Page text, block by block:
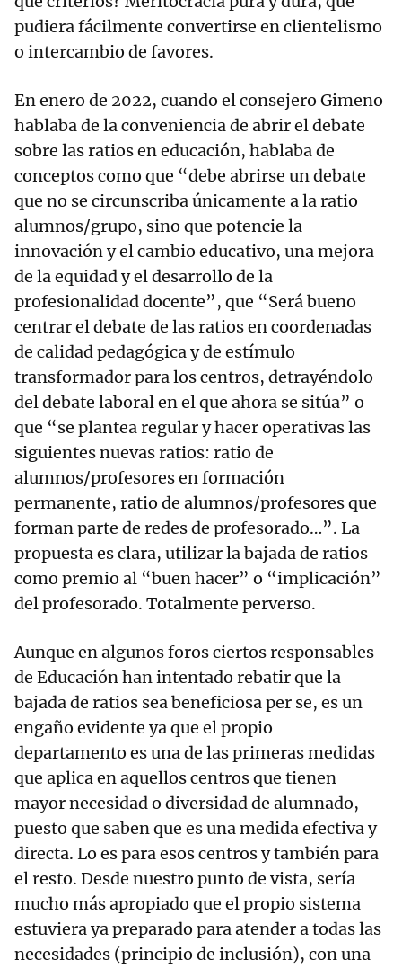
pudiera fácilmente convertirse en clientelismo
o intercambio de favores.
En enero de 2022, cuando el consejero Gimeno
hablaba de la conveniencia de abrir el debate
sobre las ratios en educación, hablaba de
conceptos como que “debe abrirse un debate
que no se circunscriba únicamente a la ratio
alumnos/grupo, sino que potencie la
innovación y el cambio educativo, una mejora
de la equidad y el desarrollo de la
profesionalidad docente”, que “Será bueno
centrar el debate de las ratios en coordenadas
de calidad pedagógica y de estímulo
transformador para los centros, detrayéndolo
del debate laboral en el que ahora se sitúa” o
que “se plantea regular y hacer operativas las
siguientes nuevas ratios: ratio de
alumnos/profesores en formación
permanente, ratio de alumnos/profesores que
forman parte de redes de profesorado…”. La
propuesta es clara, utilizar la bajada de ratios
como premio al “buen hacer” o “implicación”
del profesorado. Totalmente perverso.
Aunque en algunos foros ciertos responsables
de Educación han intentado rebatir que la
bajada de ratios sea beneficiosa per se, es un
engaño evidente ya que el propio
departamento es una de las primeras medidas
que aplica en aquellos centros que tienen
mayor necesidad o diversidad de alumnado,
puesto que saben que es una medida efectiva y
directa. Lo es para esos centros y también para
el resto. Desde nuestro punto de vista, sería
mucho más apropiado que el propio sistema
estuviera ya preparado para atender a todas las
necesidades (principio de inclusión), con una